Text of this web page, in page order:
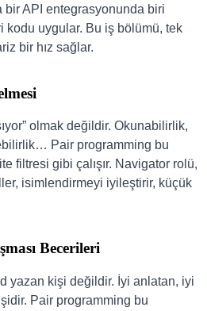
API entegrasyonunda biri
kodu uygular. Bu iş bölümü, tek
bir hız sağlar.
olmak değildir. Okunabilirlik,
Pair programming bu
filtresi gibi çalışır. Navigator rolü,
isimlendirmeyi iyileştirir, küçük
Becerileri
yazan kişi değildir. İyi anlatan, iyi
Pair programming bu